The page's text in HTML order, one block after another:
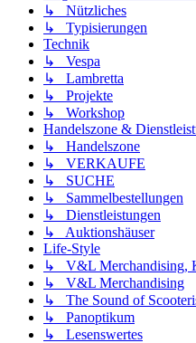
↳ Nützliches
↳ Typisierungen
Technik
↳ Vespa
↳ Lambretta
↳ Projekte
↳ Workshop
Handelszone &
↳ Handelszone
↳ VERKAUFE
↳ SUCHE
↳ Sammelbestellungen
↳ Dienstleistungen
↳ Auktionshäuser
Life-Style
↳ V&L Merchandising,
↳ V&L Merchandising
↳ The Sound of
↳ Panoptikum
↳ Lesenswertes